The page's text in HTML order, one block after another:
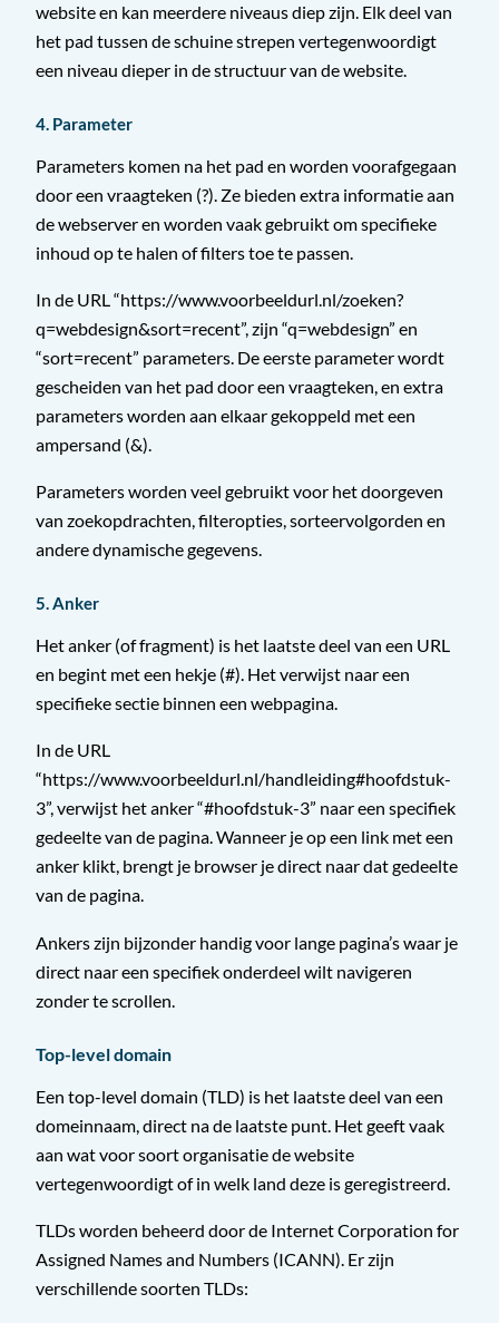
website en kan meerdere niveaus diep zijn. Elk deel van
het pad tussen de schuine strepen vertegenwoordigt
een niveau dieper in de structuur van de website.
4. Parameter
Parameters komen na het pad en worden voorafgegaan
door een vraagteken (?). Ze bieden extra informatie aan
de webserver en worden vaak gebruikt om specifieke
inhoud op te halen of filters toe te passen.
In de URL “https://www.voorbeeldurl.nl/zoeken?
q=webdesign&sort=recent”, zijn “q=webdesign” en
“sort=recent” parameters. De eerste parameter wordt
gescheiden van het pad door een vraagteken, en extra
parameters worden aan elkaar gekoppeld met een
ampersand (&).
Parameters worden veel gebruikt voor het doorgeven
van zoekopdrachten, filteropties, sorteervolgorden en
andere dynamische gegevens.
5. Anker
Het anker (of fragment) is het laatste deel van een URL
en begint met een hekje (#). Het verwijst naar een
specifieke sectie binnen een webpagina.
In de URL
“https://www.voorbeeldurl.nl/handleiding#hoofdstuk-
3”, verwijst het anker “#hoofdstuk-3” naar een specifiek
gedeelte van de pagina. Wanneer je op een link met een
anker klikt, brengt je browser je direct naar dat gedeelte
van de pagina.
Ankers zijn bijzonder handig voor lange pagina’s waar je
direct naar een specifiek onderdeel wilt navigeren
zonder te scrollen.
Top-level domain
Een top-level domain (TLD) is het laatste deel van een
domeinnaam, direct na de laatste punt. Het geeft vaak
aan wat voor soort organisatie de website
vertegenwoordigt of in welk land deze is geregistreerd.
TLDs worden beheerd door de Internet Corporation for
Assigned Names and Numbers (ICANN). Er zijn
verschillende soorten TLDs: